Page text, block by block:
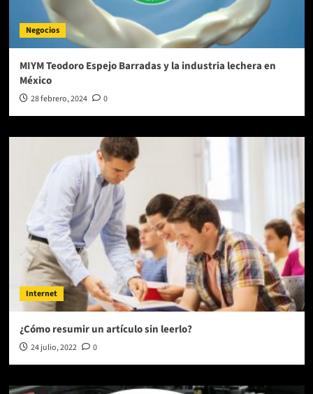
Negocios
MIYM Teodoro Espejo Barradas y la industria lechera en
México
28 febrero, 2024 0
Internet
¿Cómo resumir un artículo sin leerlo?
24 julio, 2022 0